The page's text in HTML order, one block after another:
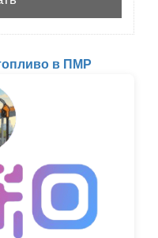
в ПМР